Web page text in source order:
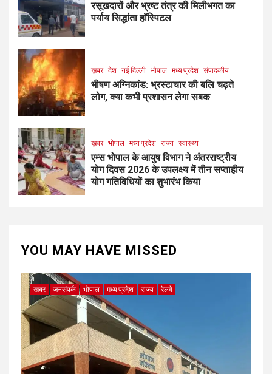
रसूखदारों और भ्रष्ट तंत्र की मिलीभगत का
पर्याय सिद्धांता हॉस्पिटल
ख़बर देश नई दिल्ली भोपाल मध्य प्रदेश संपादकीय
भीषण अग्निकांड: भ्रस्टाचार की बलि चढ़ते
लोग, क्या कभी प्रशासन लेगा सबक
ख़बर भोपाल मध्य प्रदेश राज्य स्वास्थ्य
एम्स भोपाल के आयुष विभाग ने अंतरराष्ट्रीय
योग दिवस 2026 के उपलक्ष्य में तीन सप्ताहीय
योग गतिविधियों का शुभारंभ किया
YOU MAY HAVE MISSED
ख़बर जनसंपर्क भोपाल मध्य प्रदेश राज्य रेलवे